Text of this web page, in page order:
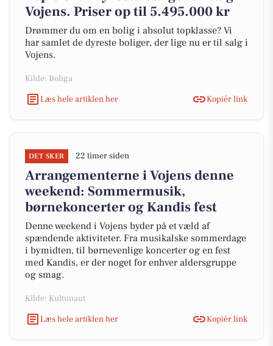
Vojens. Priser op til 5.495.000 kr
Drømmer du om en bolig i absolut topklasse? Vi
har samlet de dyreste boliger, der lige nu er til salg i
Vojens.
Kilde: Boliga
Læs hele artiklen her
Kopiér link
DET SKER 22 timer siden
Arrangementerne i Vojens denne
weekend: Sommermusik,
børnekoncerter og Kandis fest
Denne weekend i Vojens byder på et væld af
spændende aktiviteter. Fra musikalske sommerdage
i bymidten, til børnevenlige koncerter og en fest
med Kandis, er der noget for enhver aldersgruppe
og smag.
Kilde: Kultunaut
Læs hele artiklen her
Kopiér link